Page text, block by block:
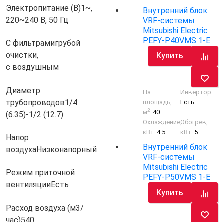
Электропитание (В)1~,
220~240 В, 50 Гц
С фильтрамигрубой
очистки,
с воздушным
Диаметр
трубопроводов1/4
(6.35)-1/2 (12.7)
Напор
воздухаНизконапорный
Режим приточной
вентиляцииЕсть
Расход воздуха (м3/
Внутренний блок
VRF-системы
Mitsubishi Electric
PEFY-P40VMS 1-E
Купить
На
площадь,
м2:40
Инвертор:
Есть
Охлаждение,
кВт:4.5
Обогрев,
кВт: 5
Внутренний блок
VRF-системы
Mitsubishi Electric
PEFY-P50VMS 1-E
Купить